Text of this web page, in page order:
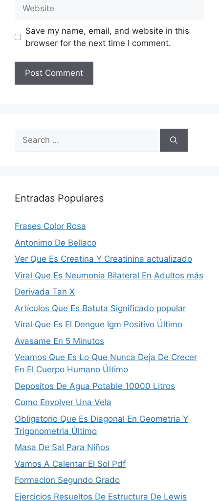
Save my name, email, and website in this
browser for the next time I comment.
Search
for:
Entradas Populares
Frases Color Rosa
Antonimo De Bellaco
Ver Que Es Creatina Y Creatinina actualizado
Viral Que Es Neumonia Bilateral En Adultos más
Derivada Tan X
Artículos Que Es Batuta Significado popular
Viral Que Es El Dengue Igm Positivo Último
Ava­same En 5 Minutos
Veamos Que Es Lo Que Nunca Deja De Crecer
En El Cuerpo Humano Último
Depositos De Agua Potable 10000 Litros
Como Envolver Una Vela
Obligatorio Que Es Diagonal En Geometria Y
Trigonometria Último
Masa De Sal Para Niños
Vamos A Calentar El Sol Pdf
Formacion Segundo Grado
Ejercicios Resueltos De Estructura De Lewis